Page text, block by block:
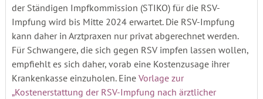
der Ständigen Impfkommission (STIKO) für die RSV-
Impfung wird bis Mitte 2024 erwartet. Die RSV-Impfung
kann daher in Arztpraxen nur privat abgerechnet werden.
Für Schwangere, die sich gegen RSV impfen lassen wollen,
empfiehlt es sich daher, vorab eine Kostenzusage ihrer
Krankenkasse einzuholen. Eine Vorlage zur
„Kostenerstattung der RSV-Impfung nach ärztlicher